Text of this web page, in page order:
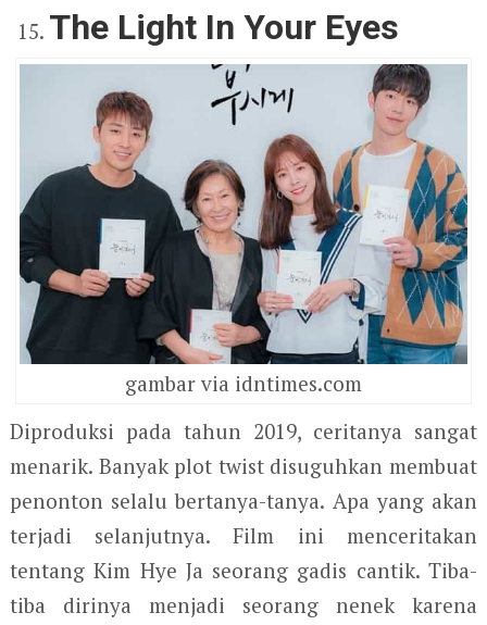
The Light In Your Eyes
gambar via idntimes.com
Diproduksi pada tahun 2019, ceritanya sangat
menarik. Banyak plot twist disuguhkan membuat
penonton selalu bertanya-tanya. Apa yang akan
terjadi selanjutnya. Film ini menceritakan
tentang Kim Hye Ja seorang gadis cantik. Tiba-
tiba dirinya menjadi seorang nenek karena